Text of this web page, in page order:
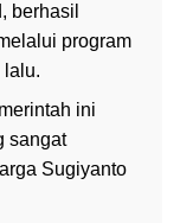
berhasil
program
lalu.
ini
sangat
Sugiyanto